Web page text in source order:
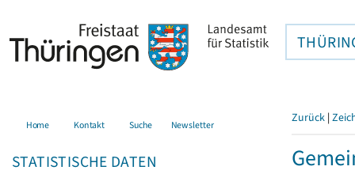
Home Kontakt Suche Newsletter
STATISTISCHE DATEN
Zurück |